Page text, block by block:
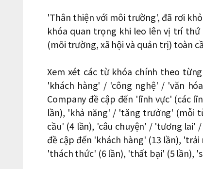
'Thân thiện với môi trường', đã rơi
khóa quan trọng khi leo lên vị trí thứ
(môi trường, xã hội và quản trị) toàn
Xem xét các từ khóa chính theo
'khách hàng' / 'công nghệ' / 'văn
Company đề cập đến 'lĩnh vực' (các
lần), 'khả năng' / 'tăng trưởng' (mỗi
cầu' (4 lần), 'câu chuyện' / 'tương lai'
đề cập đến 'khách hàng' (13 lần),
'thách thức' (6 lần), 'thất bại' (5 lần),